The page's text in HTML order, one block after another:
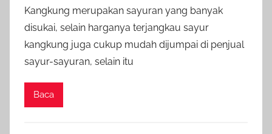
Kangkung merupakan sayuran yang banyak
disukai, selain harganya terjangkau sayur
kangkung juga cukup mudah dijumpai di penjual
sayur-sayuran, selain itu
Baca